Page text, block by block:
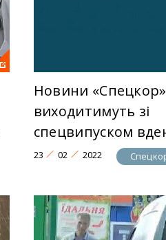
Новини «Спецкор»
виходитимуть зі
спецвипуском
23 02 2022